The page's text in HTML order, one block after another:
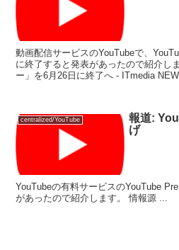
動画配信サービスのYouTubeで、
に終了すると発表があったので紹介し
ー」を6月26日に終了へ - ITmedia
centralized/YouTube
報道:
げ
YouTubeの有料サービスのYouTube
があったので紹介します。 情報源 ...